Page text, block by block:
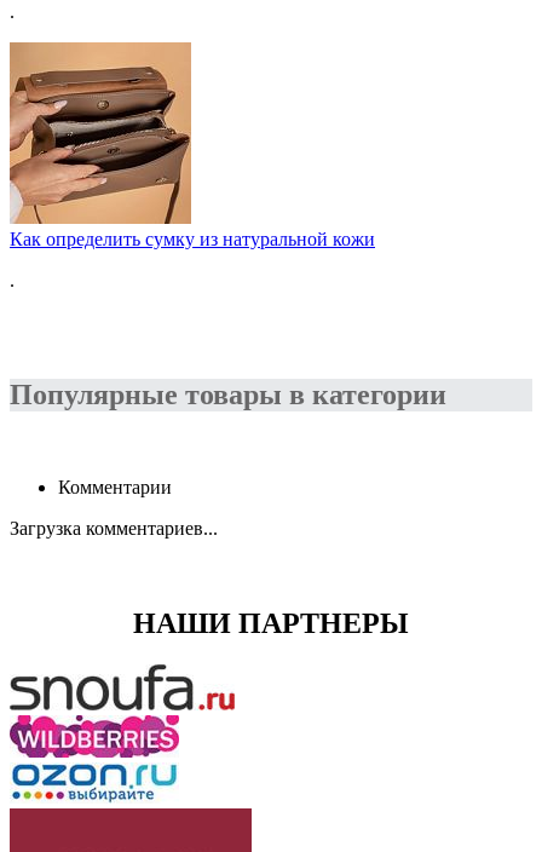
.
Как определить сумку из натуральной кожи
.
Популярные товары в категории
Комментарии
Загрузка комментариев...
НАШИ ПАРТНЕРЫ